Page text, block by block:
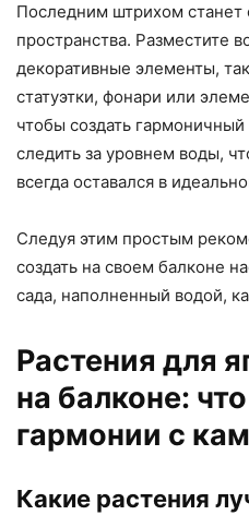
Последним штрихом
пространства. Разместите
декоративные элементы,
статуэтки, фонари или
чтобы создать
следить за уровнем воды,
всегда оставался в
Следуя этим простым
создать на своем балконе
сада, наполненный водой,
Растения для
на балконе:
гармонии с
Какие растения